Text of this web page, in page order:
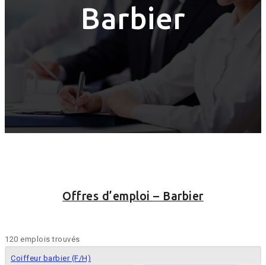
Barbier
Offres d’emploi – Barbier
120 emplois trouvés
Coiffeur barbier (F/H)